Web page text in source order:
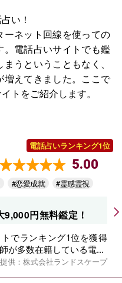
い！
ネット回線を使っての
電話占いサイトでも鑑
うということもなく、
増えてきました。ここで
トをご紹介します。
電話占いランキング1位
5.00
#恋愛成就 #霊感霊視
9,000円無料鑑定！
でランキング1位を獲得
が多数在籍している電...
提供：株式会社ランドスケープ